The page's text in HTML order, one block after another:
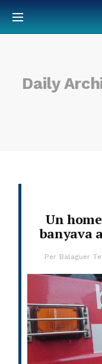
Daily
Un
banyava
Per Balaguer